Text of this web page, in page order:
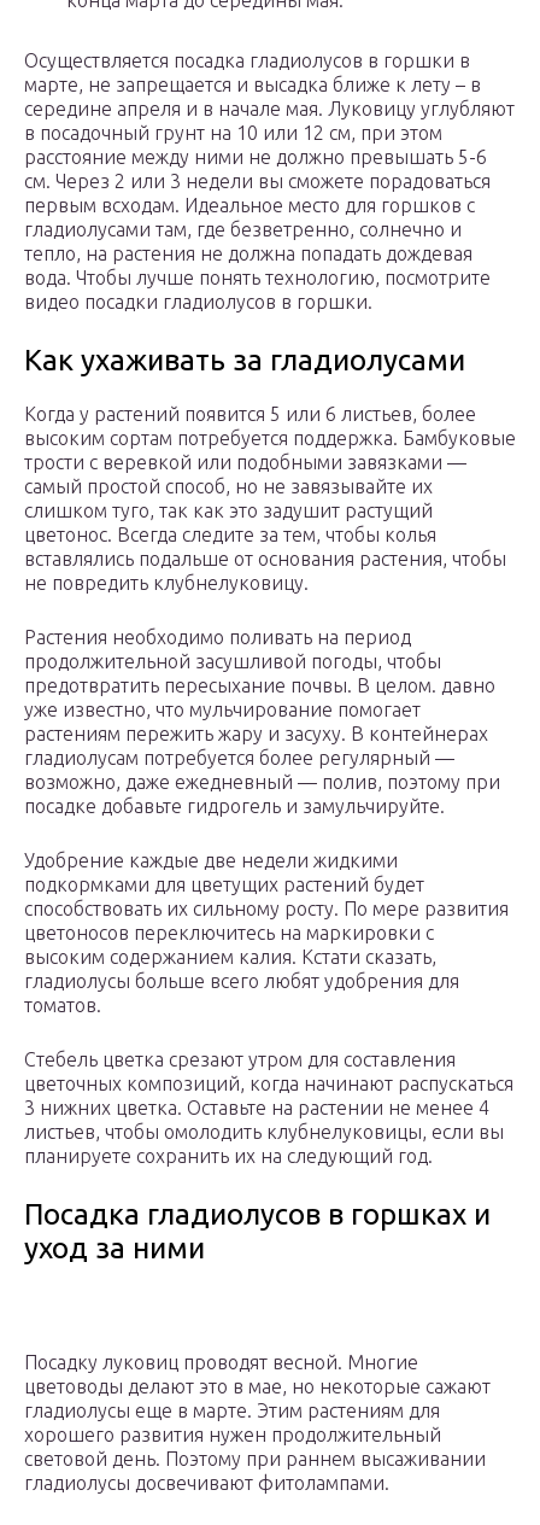
Осуществляется посадка гладиолусов в горшки в
марте, не запрещается и высадка ближе к лету – в
середине апреля и в начале мая. Луковицу углубляют
в посадочный грунт на 10 или 12 см, при этом
расстояние между ними не должно превышать 5-6
см. Через 2 или 3 недели вы сможете порадоваться
первым всходам. Идеальное место для горшков с
гладиолусами там, где безветренно, солнечно и
тепло, на растения не должна попадать дождевая
вода. Чтобы лучше понять технологию, посмотрите
видео посадки гладиолусов в горшки.
Как ухаживать за гладиолусами
Когда у растений появится 5 или 6 листьев, более
высоким сортам потребуется поддержка. Бамбуковые
трости с веревкой или подобными завязками —
самый простой способ, но не завязывайте их
слишком туго, так как это задушит растущий
цветонос. Всегда следите за тем, чтобы колья
вставлялись подальше от основания растения, чтобы
не повредить клубнелуковицу.
Растения необходимо поливать на период
продолжительной засушливой погоды, чтобы
предотвратить пересыхание почвы. В целом. давно
уже известно, что мульчирование помогает
растениям пережить жару и засуху. В контейнерах
гладиолусам потребуется более регулярный —
возможно, даже ежедневный — полив, поэтому при
посадке добавьте гидрогель и замульчируйте.
Удобрение каждые две недели жидкими
подкормками для цветущих растений будет
способствовать их сильному росту. По мере развития
цветоносов переключитесь на маркировки с
высоким содержанием калия. Кстати сказать,
гладиолусы больше всего любят удобрения для
томатов.
Стебель цветка срезают утром для составления
цветочных композиций, когда начинают распускаться
3 нижних цветка. Оставьте на растении не менее 4
листьев, чтобы омолодить клубнелуковицы, если вы
планируете сохранить их на следующий год.
Посадка гладиолусов в горшках и
уход за ними
Посадку луковиц проводят весной. Многие
цветоводы делают это в мае, но некоторые сажают
гладиолусы еще в марте. Этим растениям для
хорошего развития нужен продолжительный
световой день. Поэтому при раннем высаживании
гладиолусы досвечивают фитолампами.